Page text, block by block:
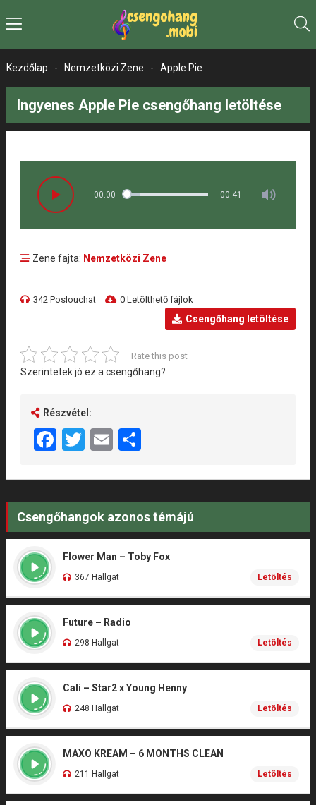
Kezdőlap - Nemzetközi Zene - Apple Pie
Ingyenes Apple Pie csengőhang letöltése
00:00 00:41
Zene fajta: Nemzetközi Zene
342 Poslouchat 0 Letölthető fájlok
Csengőhang letöltése
Rate this post
Szerintetek jó ez a csengőhang?
Részvétel:
Facebook
Twitter
EmailShare
Csengőhangok azonos témájú
Flower Man – Toby Fox
367 Hallgat Letöltés
Future – Radio
298 Hallgat Letöltés
Cali – Star2 x Young Henny
248 Hallgat Letöltés
MAXO KREAM – 6 MONTHS CLEAN
211 Hallgat Letöltés